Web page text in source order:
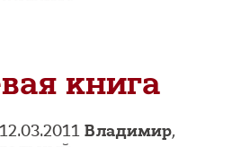
книга
Владимир,